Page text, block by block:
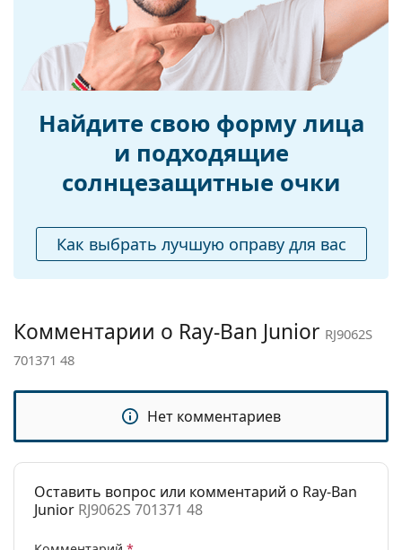
124 mm
Длина дужки:
125 mm
Ширина моста:
16 mm
Вес:
45 г
носоупоры:
Нет
шарнир:
Нет
Футляр:
Да
Салфетка для
Нет
Другое
Пол:
Категория:
Солнцезащитные очки
Ray-Ban
Найдите свою форму лица
и подходящие
солнцезащитные очки
Как выбрать лучшую оправу для вас
Комментарии о Ray-Ban Junior RJ9062S
701371 48
Нет комментариев
Оставить вопрос или комментарий о Ray-Ban
Junior RJ9062S 701371 48